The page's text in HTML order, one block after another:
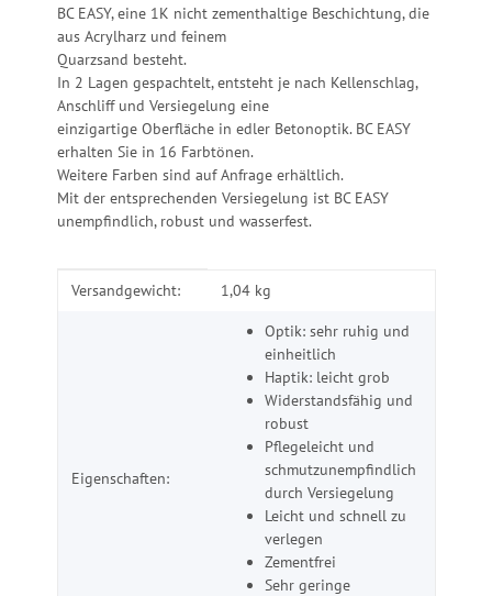
BC EASY, eine 1K nicht zementhaltige Beschichtung, die
aus Acrylharz und feinem
Quarzsand besteht.
In 2 Lagen gespachtelt, entsteht je nach Kellenschlag,
Anschliff und Versiegelung eine
einzigartige Oberfläche in edler Betonoptik. BC EASY
erhalten Sie in 16 Farbtönen.
Weitere Farben sind auf Anfrage erhältlich.
Mit der entsprechenden Versiegelung ist BC EASY
unempfindlich, robust und wasserfest.
Produkteigenschaft
Wert
Versandgewicht: 1,04 kg
Eigenschaften:
Optik: sehr ruhig und
einheitlich
Haptik: leicht grob
Widerstandsfähig und
robust
Pflegeleicht und
schmutzunempfindlich
durch Versiegelung
Leicht und schnell zu
verlegen
Zementfrei
Sehr geringe